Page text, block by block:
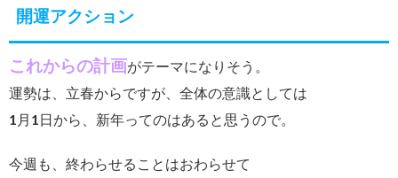
開運アクション
これからの計画がテーマになりそう。
運勢は、立春からですが、全体の意識としては
1月1日から、新年ってのはあると思うので。
今週も、終わらせることはおわらせて